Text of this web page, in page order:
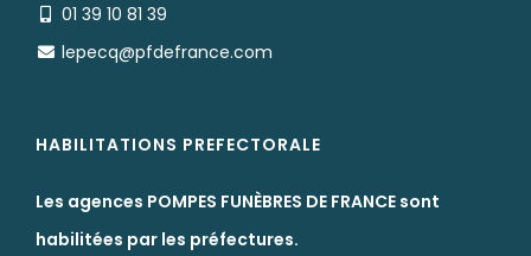
01 39 10 81 39
lepecq@pfdefrance.com
HABILITATIONS PREFECTORALE
Les agences POMPES FUNÈBRES DE FRANCE sont
habilitées par les préfectures.